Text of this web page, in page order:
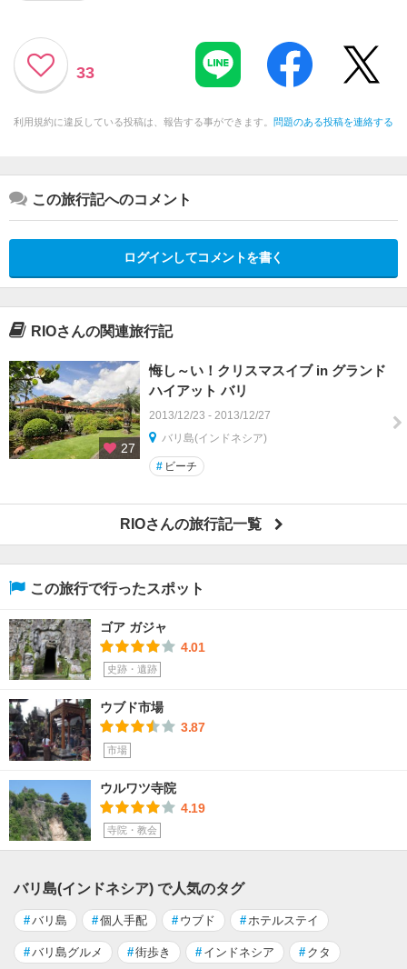
33
利用規約に違反している投稿は、報告する事ができます。 問題のある投稿を連絡する
この旅行記へのコメント
ログインしてコメントを書く
RIOさんの関連旅行記
27
悔し～い！クリスマスイブ in グランド
ハイアット バリ
2013/12/23 - 2013/12/27
バリ島(インドネシア)
# ビーチ
RIOさんの旅行記一覧
この旅行で行ったスポット
ゴア ガジャ
4.01
史跡・遺跡
ウブド市場
3.87
市場
ウルワツ寺院
4.19
寺院・教会
バリ島(インドネシア) で人気のタグ
#バリ島 #個人手配 # ウブド #ホテルステイ
#バリ島グルメ #街歩き # インドネシア # クタ